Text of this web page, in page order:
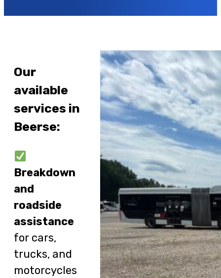
Our
available
services in
Beerse:
Breakdown
and
roadside
assistance
for cars,
trucks, and
motorcycles